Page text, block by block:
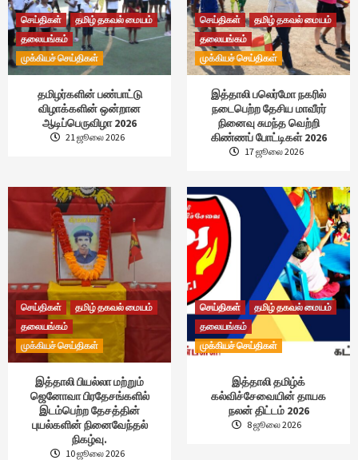
செய்திகள்
தமிழ் தகவல் மையம்
தலையங்கம்
முக்கியச் செய்திகள்
தமிழர்களின் பண்பாட்டு
விழாக்களின் ஒன்றான
ஆடிப்பெருவிழா 2026
21 ஜூலை 2026
செய்திகள்
தமிழ் தகவல் மையம்
தலையங்கம்
முக்கியச் செய்திகள்
இத்தாலி பலெர்மோ நகரில்
நடைபெற்ற தேசிய மாவீரர்
நினைவு சுமந்த வெற்றி
கிண்ணப் போட்டிகள் 2026
17 ஜூலை 2026
செய்திகள்
தமிழ் தகவல் மையம்
தலையங்கம்
முக்கியச் செய்திகள்
இத்தாலி பியல்லா மற்றும்
ஜெனோவா பிரதேசங்களில்
இடம்பெற்ற தேசத்தின்
புயல்களின் நினைவேந்தல்
நிகழ்வு.
10 ஜூலை 2026
செய்திகள்
தமிழ் தகவல் மையம்
தலையங்கம்
முக்கியச் செய்திகள்
இத்தாலி தமிழ்க்
கல்விச்சேவையின் தாயக
நலன் திட்டம் 2026
8 ஜூலை 2026